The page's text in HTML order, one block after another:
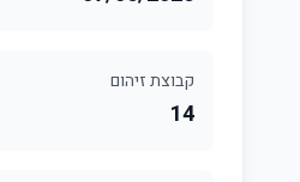
קבוצת זיהום
14